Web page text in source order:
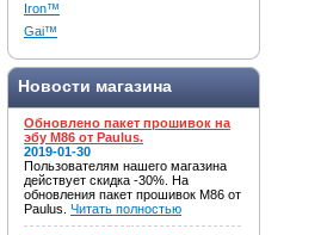
Iron™
Gai™
Новости магазина
Обновлено пакет прошивок на
эбу M86 от Paulus.
2019-01-30
Пользователям нашего магазина
действует скидка -30%. На
обновления пакет прошивок M86 от
Paulus. Читать полностью